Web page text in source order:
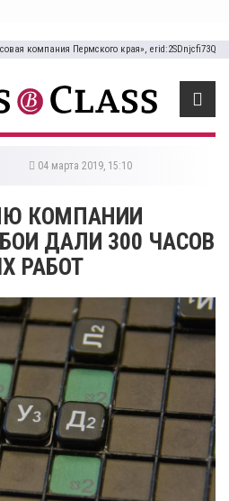
компания Пермского края», erid:2SDnjcfi73Q
04 марта 2019, 15:10
КОМПАНИИ
ДАЛИ 300 ЧАСОВ
РАБОТ